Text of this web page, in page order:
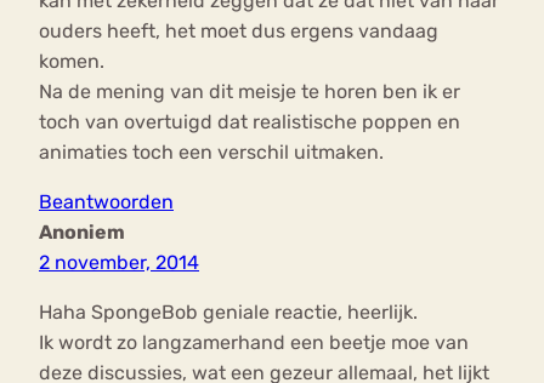
ouders heeft, het moet dus ergens vandaag
komen.
Na de mening van dit meisje te horen ben ik er
toch van overtuigd dat realistische poppen en
animaties toch een verschil uitmaken.
Beantwoorden
Anoniem
2 november, 2014
Haha SpongeBob geniale reactie, heerlijk.
Ik wordt zo langzamerhand een beetje moe van
deze discussies, wat een gezeur allemaal, het lijkt